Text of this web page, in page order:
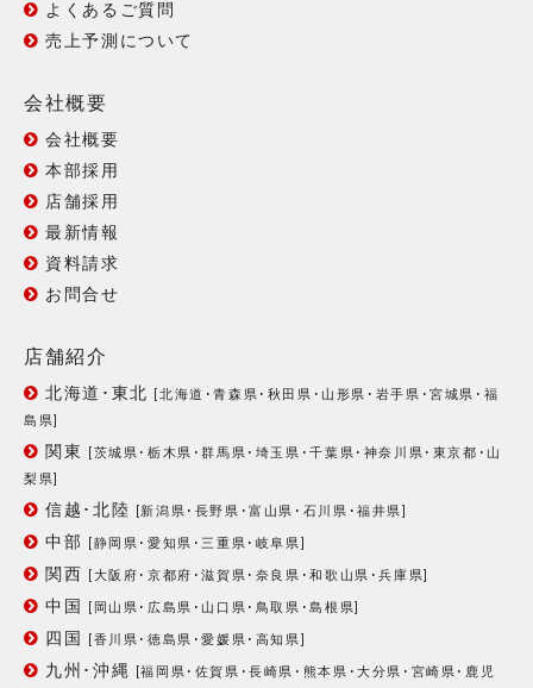
よくあるご質問
売上予測について
会社概要
会社概要
本部採用
店舗採用
最新情報
資料請求
お問合せ
店舗紹介
北海道･東北 [北海道 ･青森県 ･ 秋田県 ･ 山形県 ･ 岩手県 ･宮城県 ･ 福
島県]
関東 [茨城県 ･栃木県 ･群馬県 ･ 埼玉県 ･千葉県 ･ 神奈川県 ･ 東京都 ･ 山
梨県]
信越･北陸 [新潟県 ･ 長野県 ･富山県 ･ 石川県 ･福井県]
中部 [静岡県 ･愛知県 ･三重県 ･ 岐阜県]
関西 [大阪府 ･京都府 ･滋賀県 ･ 奈良県 ･和歌山県 ･兵庫県]
中国 [ 岡山県 ･ 広島県 ･ 山口県 ･ 鳥取県 ･島根県]
四国 [香川県 ･徳島県 ･愛媛県 ･ 高知県]
九州･沖縄 [福岡県 ･ 佐賀県 ･長崎県 ･ 熊本県 ･大分県 ･ 宮崎県 ･ 鹿児